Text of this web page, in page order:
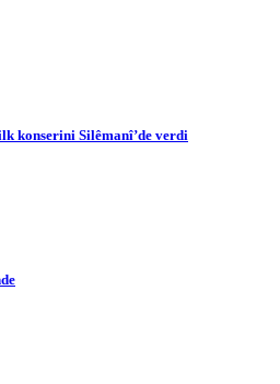
konserini Silêmanî’de verdi